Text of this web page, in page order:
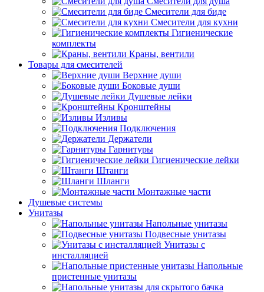
Смесители для биде
Смесители для кухни
Гигиенические
комплекты
Краны, вентили
Товары для смесителей
Верхние души
Боковые души
Душевые лейки
Кронштейны
Изливы
Подключения
Держатели
Гарнитуры
Гигиенические лейки
Штанги
Шланги
Монтажные части
Душевые системы
Унитазы
Напольные унитазы
Подвесные унитазы
Унитазы с
инсталляцией
Напольные
пристенные унитазы